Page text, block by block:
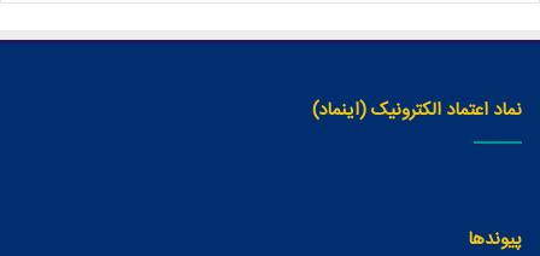
نماد اعتماد الکترونیک (اینماد)
پیوندها